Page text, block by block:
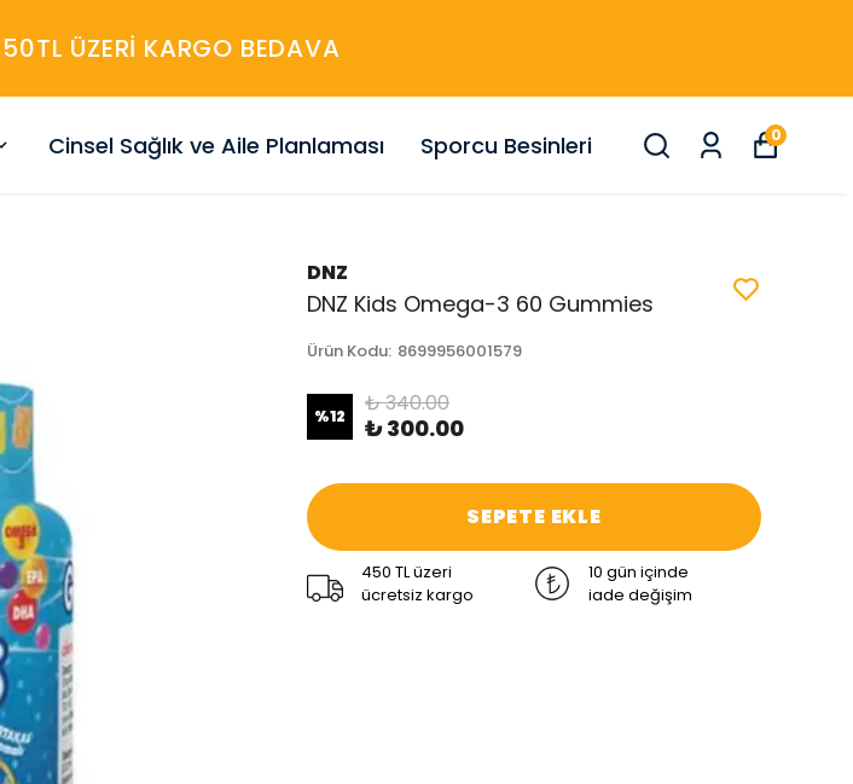
KARGO BEDAVA
Cinsel Sağlık ve Aile Planlaması Sporcu Besinleri 0
DNZ
DNZ Kids Omega-3 60 Gummies
Ürün Kodu: 8699956001579
%12 ₺ 340.00
₺ 300.00
SEPETE EKLE
450 TL üzeri
ücretsiz kargo
10 gün içinde
iade değişim